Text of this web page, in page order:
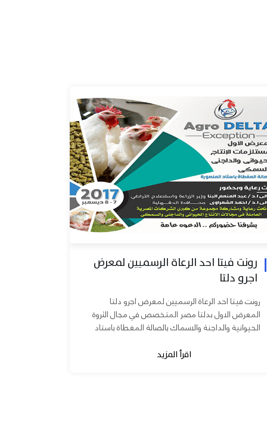
رونت فيتا احد الرعاة الرسميين لمعرض
اجرو دلتا
رونت فيتا احد الرعاة الرسميين لمعرض اجرو دلتا
المعرض الاول بدلتا مصر المتخصص في مجال الثروة
الحيوانية والداجنة والاسماك بالصالة المغطاة باستاد
اقرأ المزيد